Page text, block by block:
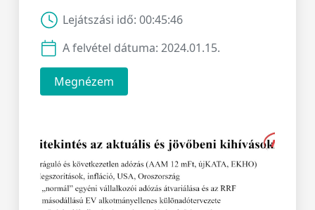
Lejátszási idő: 00:45:46
A felvétel dátuma: 2024.01.15.
Megnézem